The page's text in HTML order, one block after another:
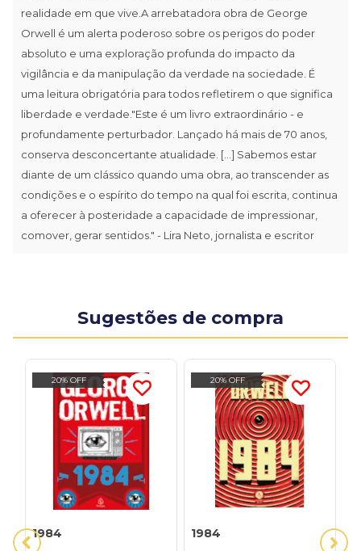
realidade em que vive.A arrebatadora obra de George
Orwell é um alerta poderoso sobre os perigos do poder
absoluto e uma exploração profunda do impacto da
vigilância e da manipulação da verdade na sociedade. É
uma leitura obrigatória para todos refletirem o que significa
liberdade e verdade."Este é um livro extraordinário - e
profundamente perturbador. Lançado há mais de 70 anos,
conserva desconcertante atualidade. [...] Sabemos estar
diante de um clássico quando uma obra, ao transcender as
condições e o espírito do tempo na qual foi escrita, continua
a oferecer à posteridade a capacidade de impressionar,
comover, gerar sentidos." - Lira Neto, jornalista e escritor
Sugestões de compra
20% OFF
1984
20% OFF
1984